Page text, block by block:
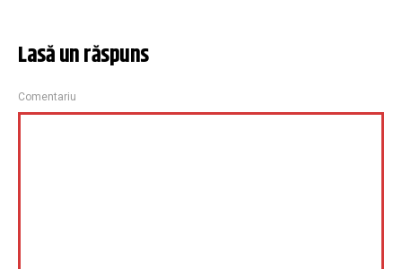
Lasă un răspuns
Comentariu